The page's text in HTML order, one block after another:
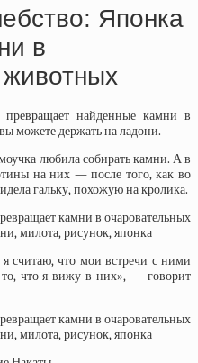
Японка
в
найденные камни в
можете держать на ладони.
любила собирать камни. А в
на них — после того, как во
гальку, похожую на кролика.
считаю, что мои встречи с ними
что я вижу в них», — говорит